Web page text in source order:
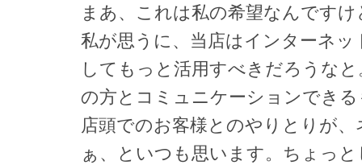
まあ、これは私の希望なんですけ
私が思うに、当店はインターネ
してもっと活用すべきだろうな
の方とコミュニケーションでき
店頭でのお客様とのやりとりが
ぁ、といつも思います。ちょっ